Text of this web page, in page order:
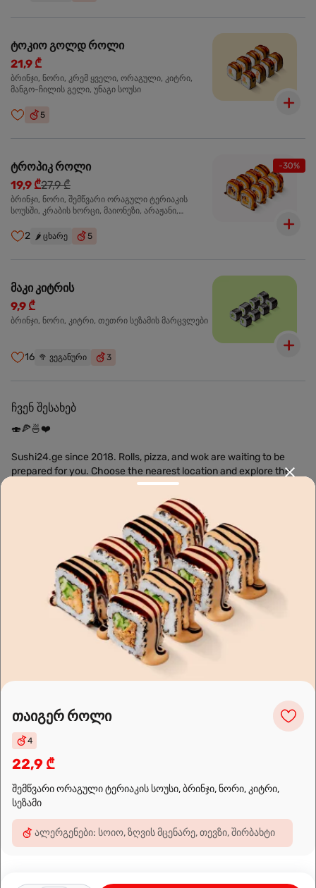
ტოკიო გოლდ როლი
21,9 ₾
ბრინჯი, ნორი, კრემ ყველი, ორაგული, კიტრი,
მანგო-ჩილის გელი, უნაგი სოუსი
5
-30%
ტროპიკ როლი
19,9 ₾27,9 ₾
ბრინჯი, ნორი, შემწვარი ორაგული ტერიაკის
სოუსში, კრაბის ხორცი, მაიონეზი, არაჟანი,
სოუსი, მანგო-ჩილის გელი
2 🌶️ ცხარე 5
მაკი კიტრის
9,9 ₾
ბრინჯი, ნორი, კიტრი, თეთრი სეზამის მარცვლები
16 🥦 ვეგანური 3
ჩვენ შესახებ
🍣🍕🍜❤️
Sushi24.ge since 2018. Rolls, pizza, and wok are waiting to be
prepared for you. Choose the nearest location and explore the
OpenFreeMap©OpenMapTiles
თაიგერ როლი
4
22,9 ₾
შემწვარი ორაგული ტერიაკის სოუსი, ბრინჯი, ნორი, კიტრი,
სეზამი
ალერგენები: სოიო, ზღვის მცენარე, თევზი, შირბახტი